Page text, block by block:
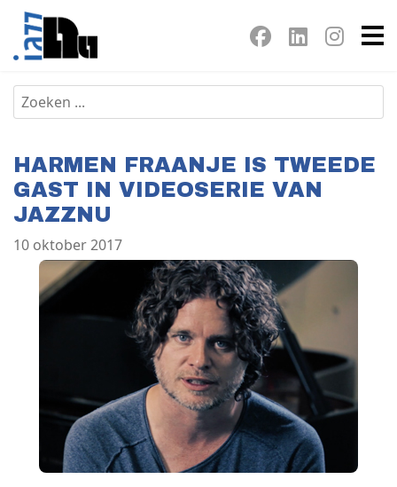
HARMEN FRAANJE IS TWEEDE
GAST IN VIDEOSERIE VAN
JAZZNU
10 oktober 2017